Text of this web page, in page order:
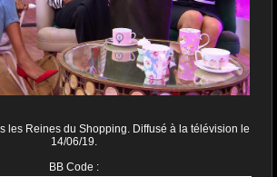
les Reines du Shopping. Diffusé à la télévision le
14/06/19.
BB Code :